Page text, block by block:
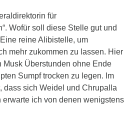
für
Wofür soll diese Stelle gut und
reine Alibistelle, um
mehr zukommen zu lassen. Hier
Musk Überstunden ohne Ende
Sumpf trocken zu legen. Im
dass sich Weidel und Chrupalla
ich von denen wenigstens